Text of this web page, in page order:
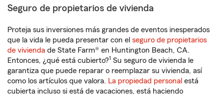
Seguro de propietarios de vivienda
Proteja sus inversiones más grandes de eventos inesperados
que la vida le pueda presentar con el seguro de propietarios
de vivienda de State Farm® en Huntington Beach, CA.
Entonces, ¿qué está cubierto?1 Su seguro de vivienda le
garantiza que puede reparar o reemplazar su vivienda, así
como los artículos que valora. La propiedad personal está
cubierta incluso si está de vacaciones, está haciendo